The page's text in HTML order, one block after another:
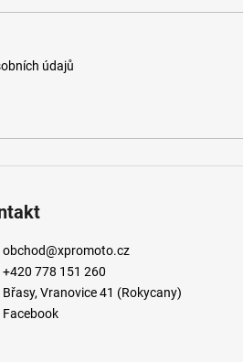
údajů
obchod@xpromoto.cz
+420 778 151 260
Břasy, Vranovice 41 (Rokycany)
Facebook